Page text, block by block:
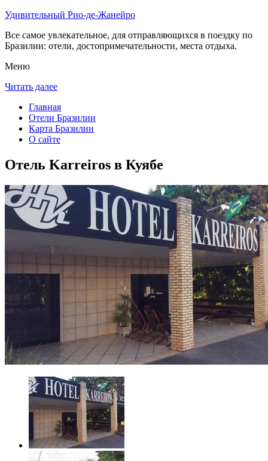
Удивительный Рио-де-Жанейро
Все самое увлекательное, для отправляющихся в поездку по
Бразилии: отели, достопримечательности, места отдыха.
Меню
Читать далее
Главная
Отели Бразилии
Карта Бразилии
О сайте
Отель Karreiros в Куябе